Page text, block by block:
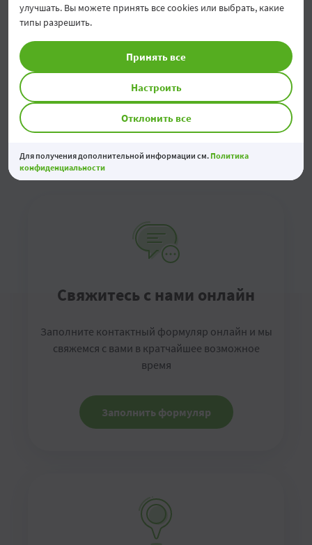
вкладов физических лиц
Вклады физических лиц гарантируются до уровня
покрытия в 200 000 леев.
Брошюра FGDSB
Информационная форма для вкладчиков
Свяжитесь с нами онлайн
Заполните контактный формуляр онлайн и мы
свяжемся с вами в кратчайшее возможное
время
Заполнить формуляр
улучшать. Вы можете принять все cookies или выбрать, какие
типы разрешить.
Отклонить все
Настроить
Принять все
Для получения дополнительной информации см. Политика
конфиденциальности